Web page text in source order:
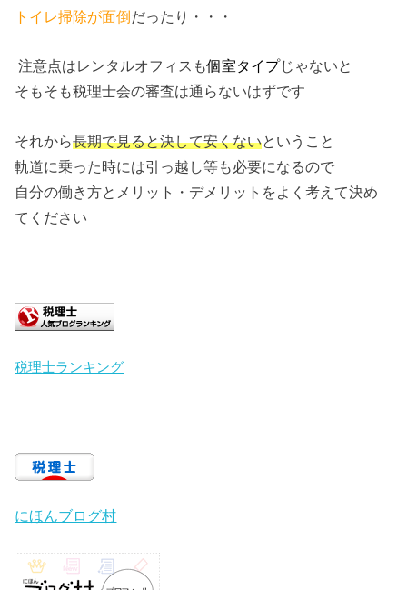
トイレ掃除が面倒だったり・・・
注意点はレンタルオフィスも個室タイプじゃないと
そもそも税理士会の審査は通らないはずです
それから長期で見ると決して安くないということ
軌道に乗った時には引っ越し等も必要になるので
自分の働き方とメリット・デメリットをよく考えて決め
てください
税理士ランキング
にほんブログ村